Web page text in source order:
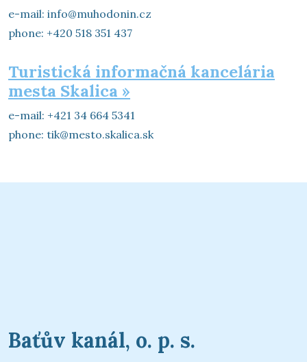
e-mail: info@muhodonin.cz
phone: +420 518 351 437
Turistická informačná kancelária
mesta Skalica »
e-mail: +421 34 664 5341
phone: tik@mesto.skalica.sk
Baťův kanál, o. p. s.